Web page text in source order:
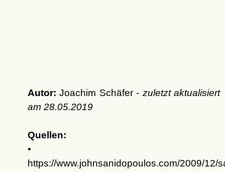
Autor: Joachim Schäfer - zuletzt aktualisiert
am 28.05.2019
Quellen:
•
https://www.johnsanidopoulos.com/2009/12/